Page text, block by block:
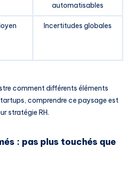
automatisables
Incertitudes globales
comment différents éléments
comprendre ce paysage est
stratégie RH.
: pas plus touchés que